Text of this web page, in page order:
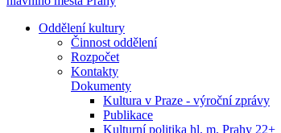
Oddělení kultury
Činnost oddělení
Rozpočet
Kontakty
Dokumenty
Kultura v Praze - výroční zprávy
Publikace
Kulturní politika hl. m. Prahy 22+